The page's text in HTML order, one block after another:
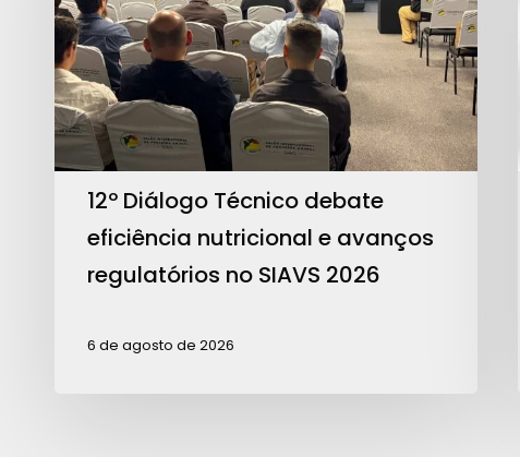
eficiência
nutricional
e
avanços
regulatórios
SIAVS
12º Diálogo Técnico debate
eficiência nutricional e avanços
regulatórios no SIAVS 2026
6 de agosto de 2026